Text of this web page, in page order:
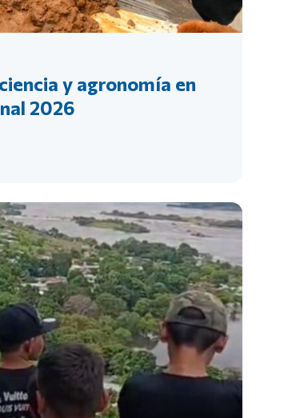
y agronomía en
2026